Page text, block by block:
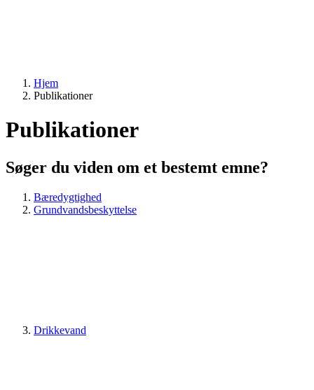
Hjem
Publikationer
Publikationer
Søger du viden om et bestemt emne?
Bæredygtighed
Grundvandsbeskyttelse
Drikkevand